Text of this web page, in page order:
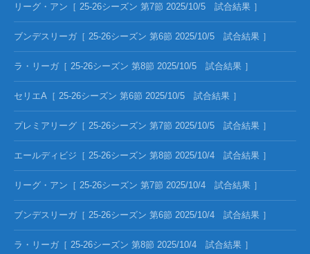
リーグ・アン［ 25-26シーズン 第7節 2025/10/5 試合結果 ］
ブンデスリーガ［ 25-26シーズン 第6節 2025/10/5 試合結果 ］
ラ・リーガ［ 25-26シーズン 第8節 2025/10/5 試合結果 ］
セリエA［ 25-26シーズン 第6節 2025/10/5 試合結果 ］
プレミアリーグ［ 25-26シーズン 第7節 2025/10/5 試合結果 ］
エールディビジ［ 25-26シーズン 第8節 2025/10/4 試合結果 ］
リーグ・アン［ 25-26シーズン 第7節 2025/10/4 試合結果 ］
ブンデスリーガ［ 25-26シーズン 第6節 2025/10/4 試合結果 ］
ラ・リーガ［ 25-26シーズン 第8節 2025/10/4 試合結果 ］